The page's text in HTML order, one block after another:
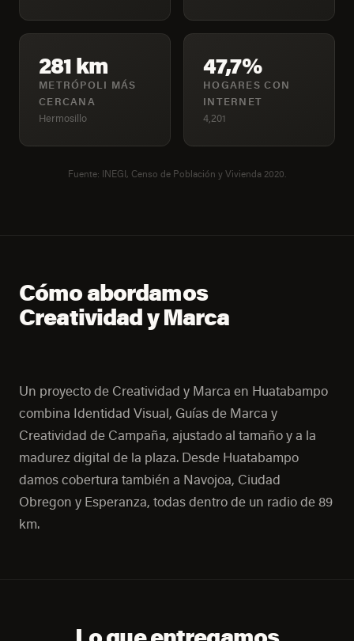
281 km
METRÓPOLI MÁS
CERCANA
Hermosillo
47,7%
HOGARES CON
INTERNET
4,201
Fuente: INEGI, Censo de Población y Vivienda 2020.
Cómo abordamos
Creatividad y Marca
Un proyecto de Creatividad y Marca en Huatabampo
combina Identidad Visual, Guías de Marca y
Creatividad de Campaña, ajustado al tamaño y a la
madurez digital de la plaza. Desde Huatabampo
damos cobertura también a Navojoa, Ciudad
Obregon y Esperanza, todas dentro de un radio de 89
km.